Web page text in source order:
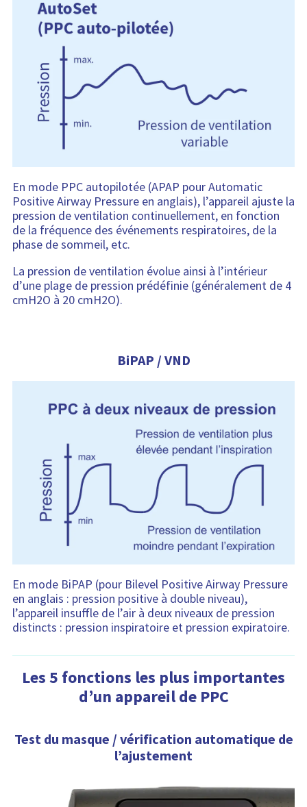
En mode PPC autopilotée (APAP pour Automatic
Positive Airway Pressure en anglais), l’appareil ajuste la
pression de ventilation continuellement, en fonction
de la fréquence des événements respiratoires, de la
phase de sommeil, etc.
La pression de ventilation évolue ainsi à l’intérieur
d’une plage de pression prédéfinie (généralement de 4
cmH2O à 20 cmH2O).
BiPAP / VND
En mode BiPAP (pour Bilevel Positive Airway Pressure
en anglais : pression positive à double niveau),
l’appareil insuffle de l’air à deux niveaux de pression
distincts : pression inspiratoire et pression expiratoire.
Les 5 fonctions les plus importantes
d’un appareil de PPC
Test du masque / vérification automatique de
l’ajustement